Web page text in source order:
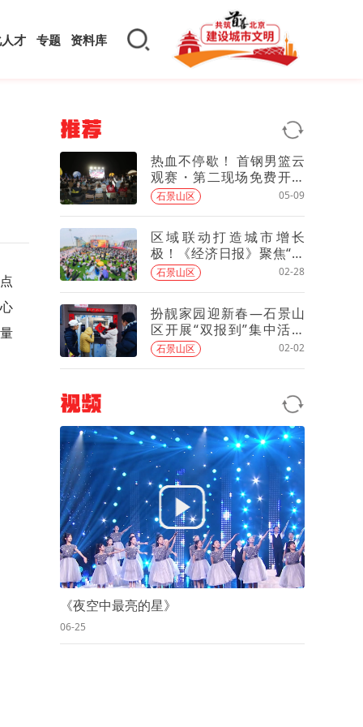
才 专题 资料库
推荐
热血不停歇！ 首钢男篮云
观赛・第二现场免费开放
——
石景山区 05-09
区域联动打造城市增长
极！《经济日报》聚焦“两
园一河”推出报道
石景山区 02-28
扮靓家园迎新春—石景山
区开展“双报到”集中活动
暨“周末卫生日”活动
石景山区 02-02
视频
《夜空中最亮的星》
06-25